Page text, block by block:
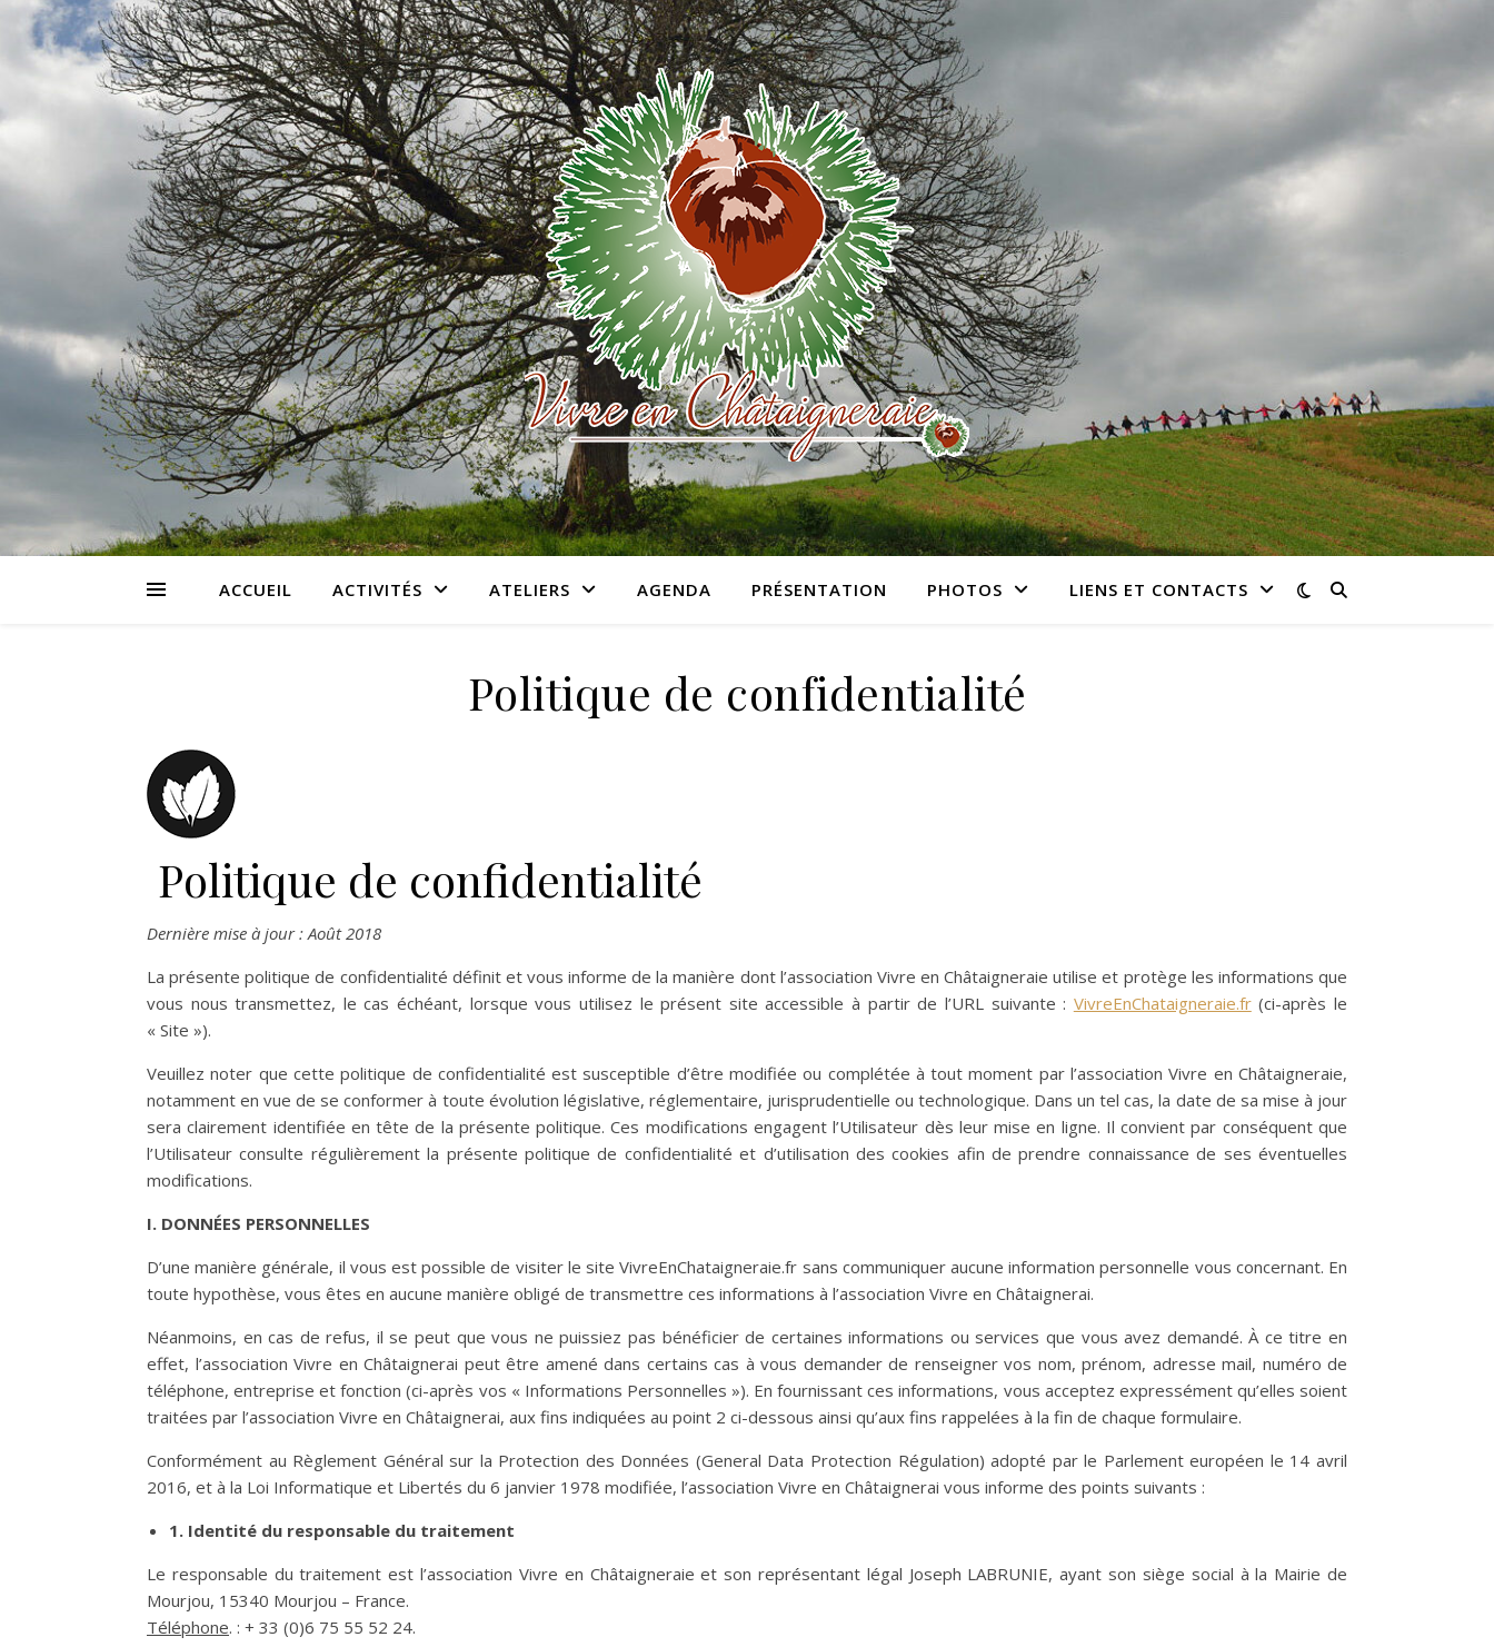
ACCUEIL ACTIVITÉS ATELIERS AGENDA PRÉSENTATION PHOTOS LIENS ET CONTACTS
Politique de confidentialité
Politique de confidentialité
Dernière mise à jour : Août 2018
La présente politique de confidentialité définit et vous informe de la manière dont l’association Vivre en Châtaigneraie utilise et protège les informations que
vous nous transmettez, le cas échéant, lorsque vous utilisez le présent site accessible à partir de l’URL suivante : VivreEnChataigneraie.fr(ci-après le
« Site »).
Veuillez noter que cette politique de confidentialité est susceptible d’être modifiée ou complétée à tout moment par l’association Vivre en Châtaigneraie,
notamment en vue de se conformer à toute évolution législative, réglementaire, jurisprudentielle ou technologique. Dans un tel cas, la date de sa mise à jour
sera clairement identifiée en tête de la présente politique. Ces modifications engagent l’Utilisateur dès leur mise en ligne. Il convient par conséquent que
l’Utilisateur consulte régulièrement la présente politique de confidentialité et d’utilisation des cookies afin de prendre connaissance de ses éventuelles
modifications.
I. DONNÉES PERSONNELLES
D’une manière générale, il vous est possible de visiter le site VivreEnChataigneraie.fr sans communiquer aucune information personnelle vous concernant. En
toute hypothèse, vous êtes en aucune manière obligé de transmettre ces informations à l’association Vivre en Châtaignerai.
Néanmoins, en cas de refus, il se peut que vous ne puissiez pas bénéficier de certaines informations ou services que vous avez demandé. À ce titre en
effet, l’association Vivre en Châtaignerai peut être amené dans certains cas à vous demander de renseigner vos nom, prénom, adresse mail, numéro de
téléphone, entreprise et fonction (ci-après vos « Informations Personnelles »). En fournissant ces informations, vous acceptez expressément qu’elles soient
traitées par l’association Vivre en Châtaignerai, aux fins indiquées au point 2 ci-dessous ainsi qu’aux fins rappelées à la fin de chaque formulaire.
Conformément au Règlement Général sur la Protection des Données (General Data Protection Régulation) adopté par le Parlement européen le 14 avril
2016, et à la Loi Informatique et Libertés du 6 janvier 1978 modifiée, l’association Vivre en Châtaignerai vous informe des points suivants :
1. Identité du responsable du traitement
Le responsable du traitement est l’association Vivre en Châtaigneraie et son représentant légal Joseph LABRUNIE, ayant son siège social à la Mairie de
Mourjou, 15340 Mourjou – France.
Téléphone. : + 33 (0)6 75 55 52 24.